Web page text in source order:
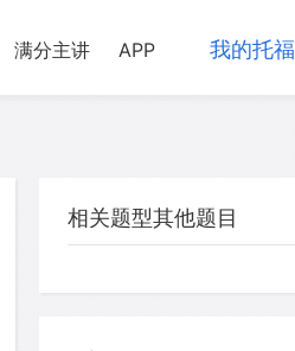
满分主讲 APP 我的托福
相关题型其他题目
myglaurie针对题目